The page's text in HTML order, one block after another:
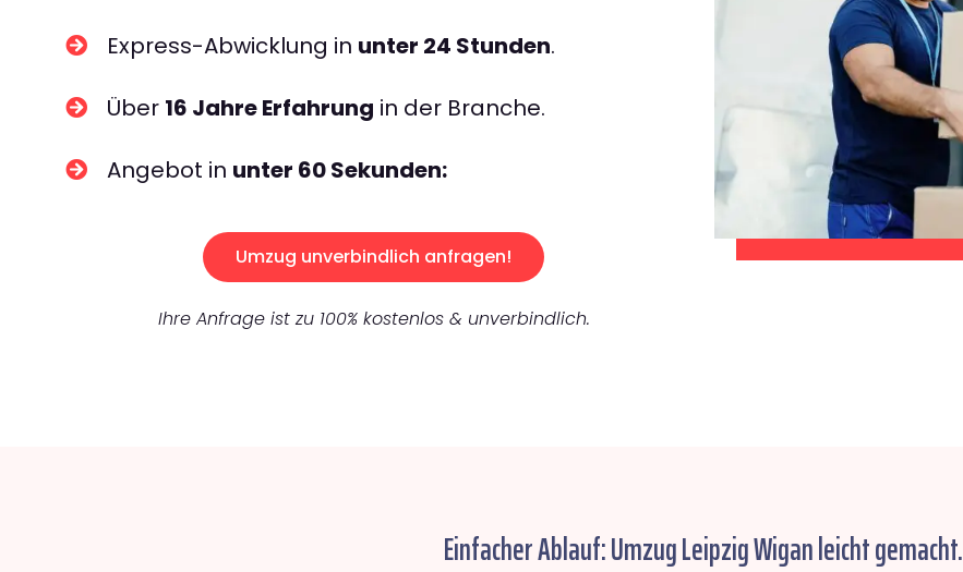
Express-Abwicklung in unter 24 Stunden.
Über 16 Jahre Erfahrung in der Branche.
Angebot in unter 60 Sekunden:
Umzug unverbindlich anfragen!
Ihre Anfrage ist zu 100% kostenlos & unverbindlich.
Einfacher Ablauf: Umzug Leipzig Wigan leicht gemacht.